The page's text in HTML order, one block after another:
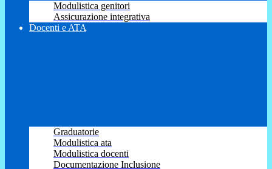
Modulistica genitori
Assicurazione integrativa
Docenti e ATA
Graduatorie
Modulistica ata
Modulistica docenti
Documentazione Inclusione